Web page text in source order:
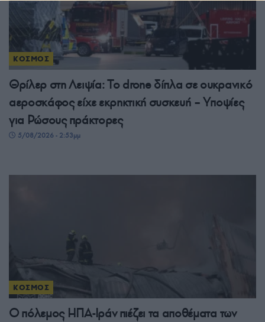
ΚΟΣΜΟΣ
Θρίλερ στη Λειψία: Το drone δίπλα σε ουκρανικό
αεροσκάφος είχε εκρηκτική συσκευή – Υποψίες
για Ρώσους πράκτορες
5/08/2026 - 2:53μμ
ΚΟΣΜΟΣ
Ο πόλεμος ΗΠΑ-Ιράν πιέζει τα αποθέματα των